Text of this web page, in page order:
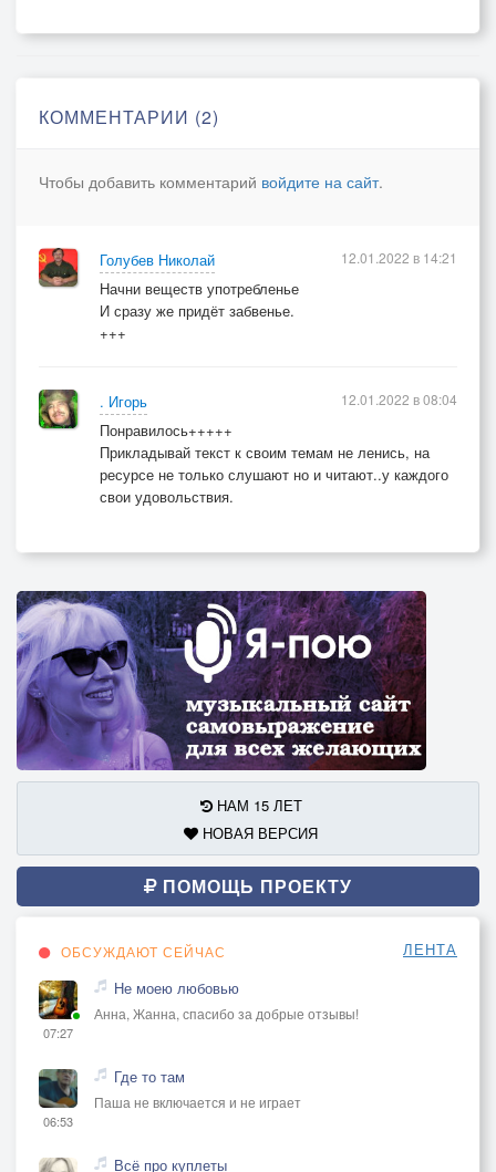
КОММЕНТАРИИ (2)
Чтобы добавить комментарий войдите на сайт.
Голубев Николай
Начни веществ употребленье
И сразу же придёт забвенье.
+++
12.01.2022 в 14:21
. Игорь
Понравилось+++++
Прикладывай текст к своим темам не ленись, на
ресурсе не только слушают но и читают..у каждого
свои удовольствия.
12.01.2022 в 08:04
НАМ 15 ЛЕТ
НОВАЯ ВЕРСИЯ
ПОМОЩЬ ПРОЕКТУ
ОБСУЖДАЮТ СЕЙЧАС ЛЕНТА
07:27
Не моею любовью
Анна, Жанна, спасибо за добрые отзывы!
06:53
Где то там
Паша не включается и не играет
Всё про куплеты